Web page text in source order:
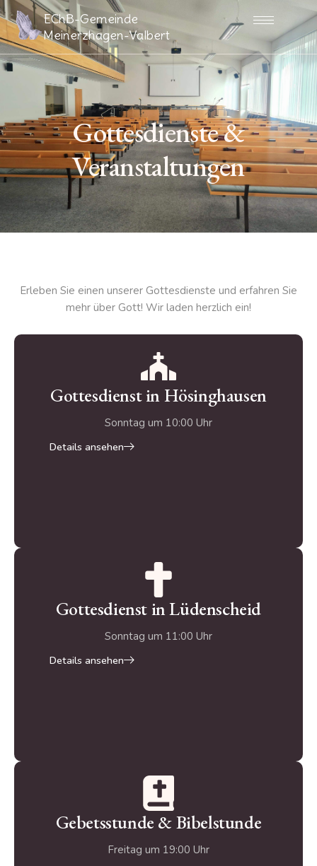
Zum
Inhalt
springen
EChB-Gemeinde
Meinerzhagen-Valbert
Gottesdienste &
Veranstaltungen
Erleben Sie einen unserer Gottesdienste und erfahren Sie
mehr über Gott! Wir laden herzlich ein!
Gottesdienst in Hösinghausen
Sonntag um 10:00 Uhr
Details ansehen
Gottesdienst in Lüdenscheid
Sonntag um 11:00 Uhr
Details ansehen
Gebetsstunde & Bibelstunde
Freitag um 19:00 Uhr